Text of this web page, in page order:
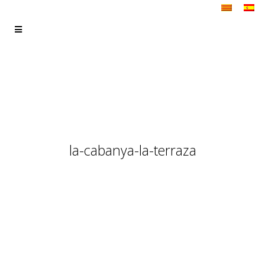
la-cabanya-la-terraza